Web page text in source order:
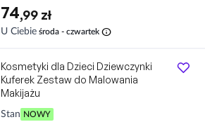
74,99 zł
U Ciebie środa - czwartek info
Kosmetyki dla Dzieci Dziewczynki
Kuferek Zestaw do Malowania
Makijażu
Stan NOWY